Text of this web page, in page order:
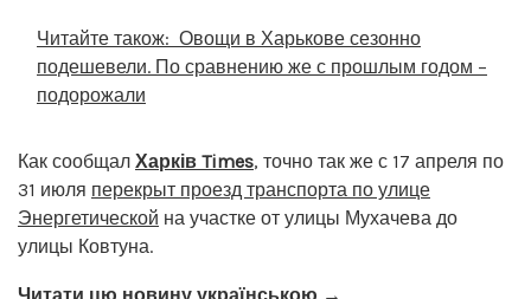
Читайте також: Овощи в Харькове сезонно
подешевели. По сравнению же с прошлым годом –
подорожали
Как сообщал Харків Times, точно так же с 17 апреля по
31 июля перекрыт проезд транспорта по улице
Энергетической на участке от улицы Мухачева до
улицы Ковтуна.
Читати цю новину українською →